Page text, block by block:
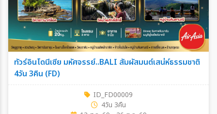
ทัวร์อินโดนีเซีย มหัศจรรย์..BALI สัมผัสมนต์เสน่ห์ธรรมชาติ
4วัน 3คืน (FD)
ID_FD00009
4วัน 3คืน